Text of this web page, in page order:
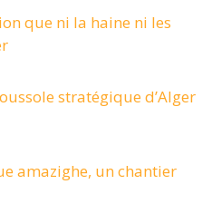
que ni la haine ni les
stratégique d’Alger
amazighe, un chantier